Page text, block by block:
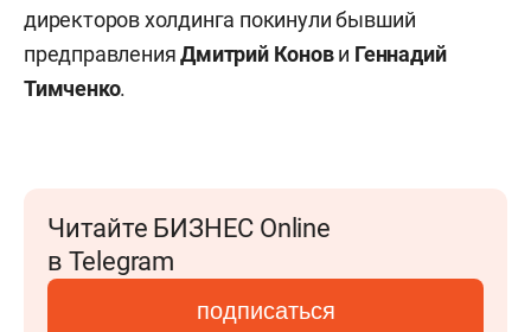
директоров холдинга покинули бывший
предправленияДмитрий Конови Геннадий
Тимченко.
Читайте БИЗНЕС Online
в Telegram
подписаться